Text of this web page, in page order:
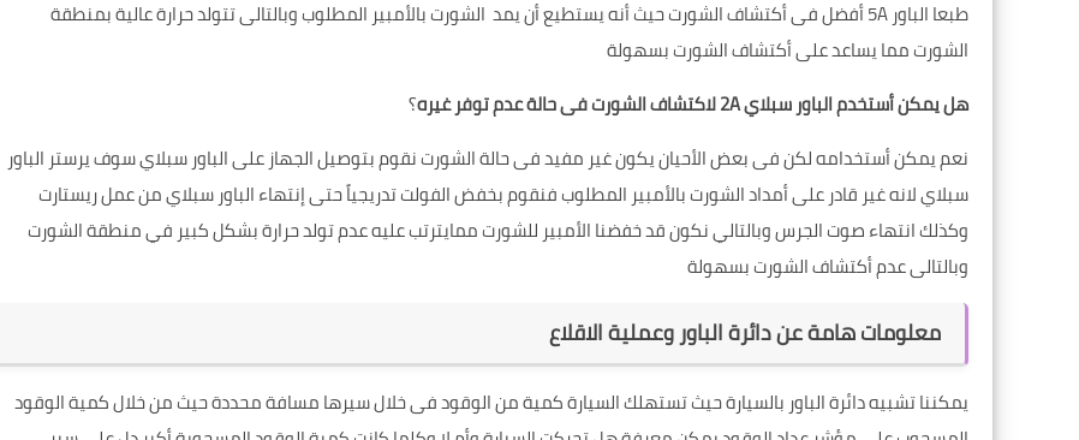
طبعا الباور 5A أفضل فى أكتشاف الشورت حيث أنه يستطيع أن يمد الشورت بالأمبير المطلوب وبالتالى تتولد حرارة عالية بمنطقة
الشورت مما يساعد على أكتشاف الشورت بسهولة
هل يمكن أستخدم الباور سبلاي 2A لاكتشاف الشورت فى حالة عدم توفر غيره
؟
نعم يمكن أستخدامه لكن فى بعض الأحيان يكون غير مفيد فى حالة الشورت نقوم بتوصيل الجهاز على الباور سبلاي سوف يرستر الباور
سبلاي لانه غير قادر على أمداد الشورت بالأمبير المطلوب فنقوم بخفض الفولت تدريجياً حتى إنتهاء الباور سبلاي من عمل ريستارت
وكذلك انتهاء صوت الجرس وبالتالي نكون قد خفضنا الأمبير للشورت ممايترتب عليه عدم تولد حرارة بشكل كبير في منطقة الشورت
وبالتالى عدم أكتشاف الشورت بسهولة
معلومات هامة عن دائرة الباور وعملية الاقلاع
يمكننا تشبيه دائرة الباور بالسيارة حيث تستهلك السيارة كمية من الوقود فى خلال سيرها مسافة محددة حيث من خلال كمية الوقود